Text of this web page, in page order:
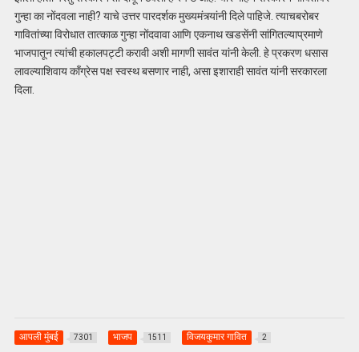
गुन्हा का नोंदवला नाही? याचे उत्तर पारदर्शक मुख्यमंत्र्यांनी दिले पाहिजे. त्याचबरोबर
गावितांच्या विरोधात तात्काळ गुन्हा नोंदवावा आणि एकनाथ खडसेंनी सांगितल्याप्रमाणे
भाजपातून त्यांची हकालपट्टी करावी अशी मागणी सावंत यांनी केली. हे प्रकरण धसास
लावल्याशिवाय काँग्रेस पक्ष स्वस्थ बसणार नाही, असा इशाराही सावंत यांनी सरकारला
दिला.
आपली मुंबई 7301 भाजप 1511 विजयकुमार गावित 2